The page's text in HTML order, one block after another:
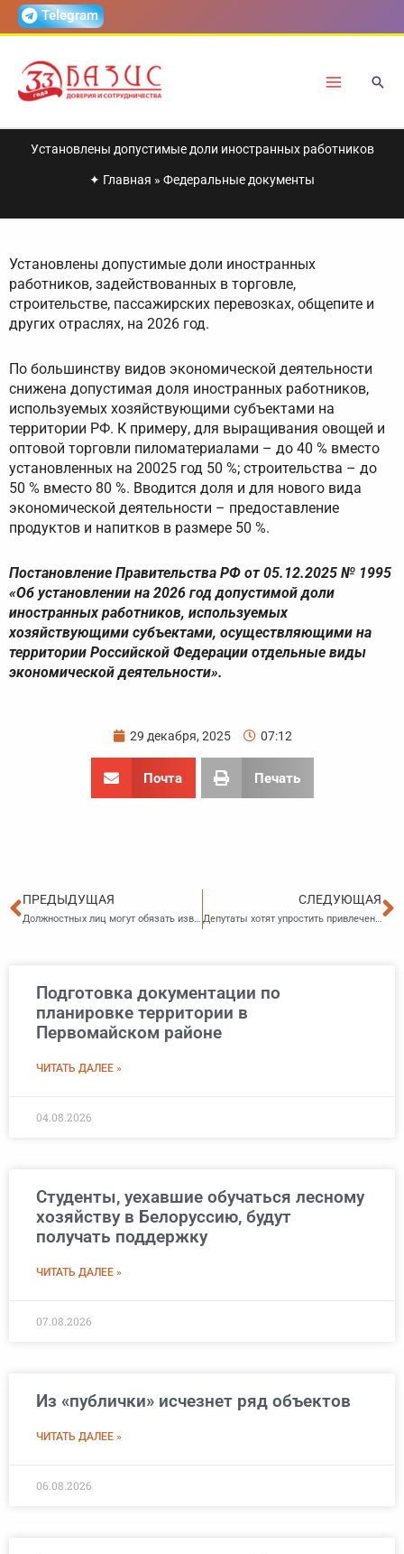
ПерейтиTelegram
Установлены допустимые доли иностранных работников
✦ Главная » Федеральные документы
Установлены допустимые доли иностранных
работников, задействованных в торговле,
строительстве, пассажирских перевозках, общепите и
других отраслях, на 2026 год.
По большинству видов экономической деятельности
снижена допустимая доля иностранных работников,
используемых хозяйствующими субъектами на
территории РФ. К примеру, для выращивания овощей и
оптовой торговли пиломатериалами – до 40 % вместо
установленных на 20025 год 50 %; строительства – до
50 % вместо 80 %. Вводится доля и для нового вида
экономической деятельности – предоставление
продуктов и напитков в размере 50 %.
Постановление Правительства РФ от 05.12.2025 № 1995
«Об установлении на 2026 год допустимой доли
иностранных работников, используемых
хозяйствующими субъектами, осуществляющими на
территории Российской Федерации отдельные виды
экономической деятельности».
29 декабря, 2025 07:12
Почта Печать
Пред
ПРЕДЫДУЩАЯ
Должностных лиц могут обязать извиняться за неверно выписанные штрафы
СЛЕДУЮЩАЯ
Депутаты хотят упростить привлечение к ответственности за жестокость к животным
Подготовка документации по
планировке территории в
Первомайском районе
ЧИТАТЬ ДАЛЕЕ »
04.08.2026
Студенты, уехавшие обучаться лесному
хозяйству в Белоруссию, будут
получать поддержку
ЧИТАТЬ ДАЛЕЕ »
07.08.2026
Из «публички» исчезнет ряд объектов
ЧИТАТЬ ДАЛЕЕ »
06.08.2026